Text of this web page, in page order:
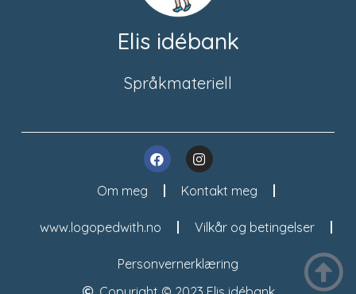
Elis idébank
Språkmateriell
Om meg Kontakt meg
www.logopedwith.no Vilkår og betingelser
Personvernerklæring